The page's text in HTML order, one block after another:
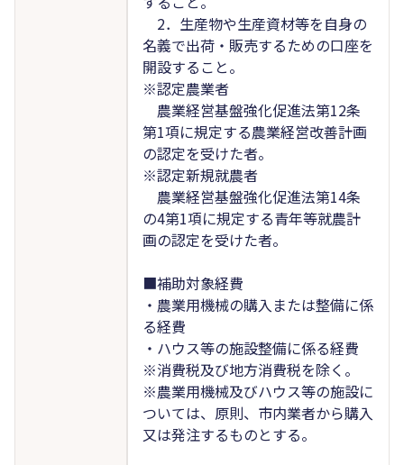
2．生産物や生産資材等を自身の
名義で出荷・販売するための口座を
開設すること。
※認定農業者
農業経営基盤強化促進法第12条
第1項に規定する農業経営改善計画
の認定を受けた者。
※認定新規就農者
農業経営基盤強化促進法第14条
の4第1項に規定する青年等就農計
画の認定を受けた者。
■補助対象経費
・農業用機械の購入または整備に係
る経費
・ハウス等の施設整備に係る経費
※消費税及び地方消費税を除く。
※農業用機械及びハウス等の施設に
ついては、原則、市内業者から購入
又は発注するものとする。